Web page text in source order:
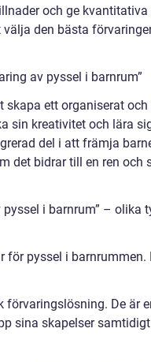
och ge kvantitativa
den bästa
av pyssel i barnrum”
skapa ett organiserat och
sin kreativitet och lära
del i att främja
det bidrar till en ren och
i barnrum” – olika
för pyssel i barnrummen.
förvaringslösning. De är
sina skapelser